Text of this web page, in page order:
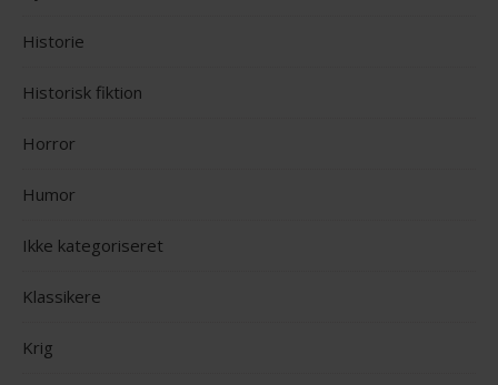
Historie
Historisk fiktion
Horror
Humor
Ikke kategoriseret
Klassikere
Krig